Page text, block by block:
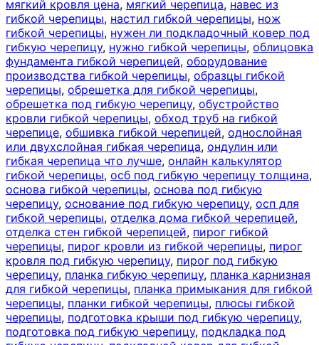
мягкий кровля цена, мягкий черепица, навес из
гибкой черепицы, настил гибкой черепицы, нож
гибкой черепицы, нужен ли подкладочный ковер под
гибкую черепицу, нужно гибкой черепицы, облицовка
фундамента гибкой черепицей, оборудование
производства гибкой черепицы, образцы гибкой
черепицы, обрешетка для гибкой черепицы,
обрешетка под гибкую черепицу, обустройство
кровли гибкой черепицы, обход труб на гибкой
черепице, обшивка гибкой черепицей, однослойная
или двухслойная гибкая черепица, ондулин или
гибкая черепица что лучше, онлайн калькулятор
гибкой черепицы, осб под гибкую черепицу толщина,
основа гибкой черепицы, основа под гибкую
черепицу, основание под гибкую черепицу, осп для
гибкой черепицы, отделка дома гибкой черепицей,
отделка стен гибкой черепицей, пирог гибкой
черепицы, пирог кровли из гибкой черепицы, пирог
кровля под гибкую черепицу, пирог под гибкую
черепицу, планка гибкую черепицу, планка карнизная
для гибкой черепицы, планка примыкания для гибкой
черепицы, планки гибкой черепицы, плюсы гибкой
черепицы, подготовка крыши под гибкую черепицу,
подготовка под гибкую черепицу, подкладка под